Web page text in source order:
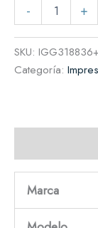
- +
SKU:
Categoría:
Marca